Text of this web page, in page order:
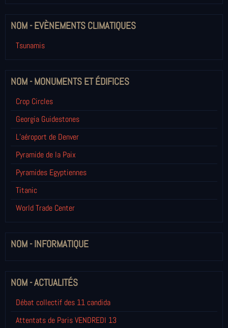
NOM - EVÈNEMENTS CLIMATIQUES
Tsunamis
NOM - MONUMENTS ET ÉDIFICES
Crop Circles
Georgia Guidestones
L’aéroport de Denver
Pyramide de la Paix
Pyramides Egyptiennes
Titanic
World Trade Center
NOM - INFORMATIQUE
NOM - ACTUALITÉS
Débat collectif des 11 candida
Attentats de Paris VENDREDI 13